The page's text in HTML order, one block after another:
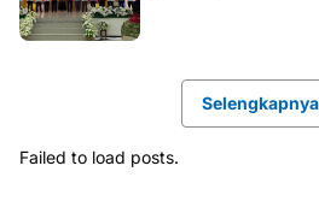
Selengkapnya
Failed to load posts.